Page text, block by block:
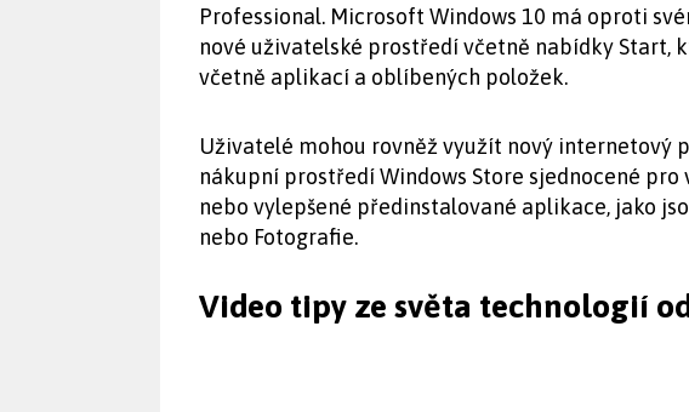
Professional. Microsoft Windows 10 má oproti
nové uživatelské prostředí včetně nabídky Start,
včetně aplikací a oblíbených položek.
Uživatelé mohou rovněž využít nový internetový
nákupní prostředí Windows Store sjednocené pro
nebo vylepšené předinstalované aplikace, jako
nebo Fotografie.
Video tipy ze světa technologií